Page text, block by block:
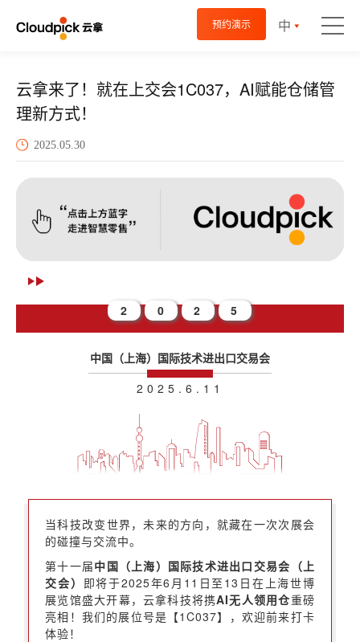
预约演示 中
云拿来了！就在上交会1C037，AI赋能仓储管
理新方式！
2025.05.30
2 0 2 5
中国（上海）国际技术进出口交易会
2025.6.11
当科技改变世界，未来的方向，就藏在一次次展会
的碰撞与交流中。
第十一届中国（上海）国际技术进出口交易会（上
交会） 即将于2025年6月11日至13日在上海世博
展览馆盛大开幕，云拿科技将携AI无人领用仓重磅
亮相！我们的展位号是【1C037】，欢迎前来打卡
体验！